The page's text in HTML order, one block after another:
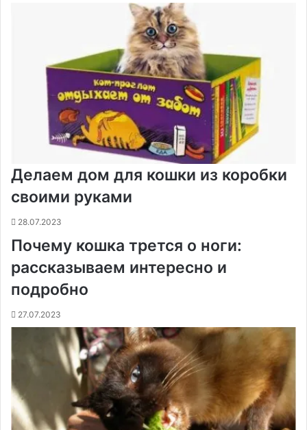
Делаем дом для кошки из коробки
своими руками
28.07.2023
Почему кошка трется о ноги:
рассказываем интересно и
подробно
27.07.2023